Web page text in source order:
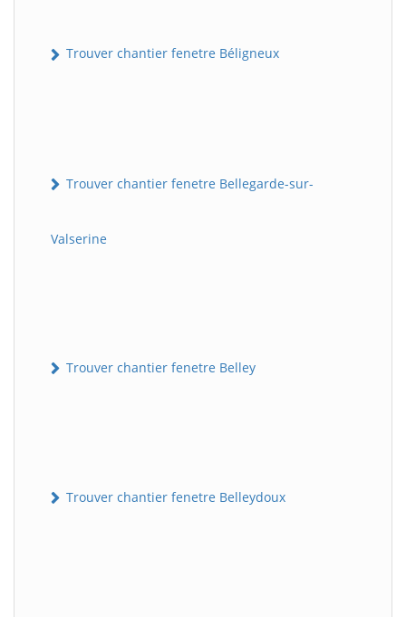
Trouver chantier fenetre Béligneux
Trouver chantier fenetre Bellegarde-sur-
Valserine
Trouver chantier fenetre Belley
Trouver chantier fenetre Belleydoux